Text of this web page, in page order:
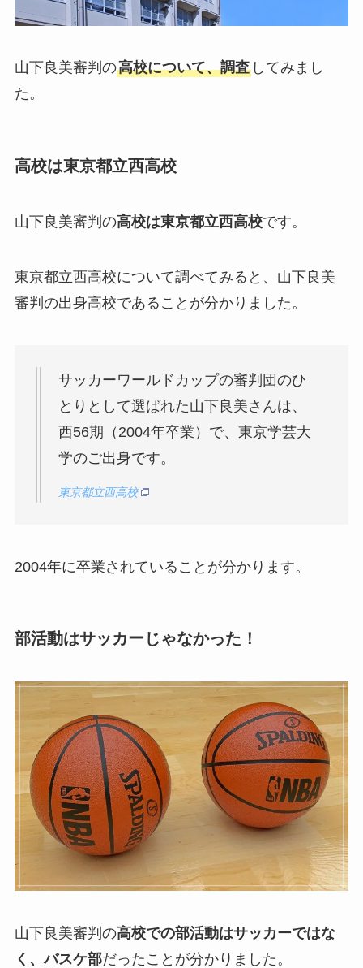
山下良美審判の高校について、調査してみまし
た。
高校は東京都立西高校
山下良美審判の高校は東京都立西高校です。
東京都立西高校について調べてみると、山下良美
審判の出身高校であることが分かりました。
サッカーワールドカップの審判団のひ
とりとして選ばれた山下良美さんは、
西56期（2004年卒業）で、東京学芸大
学のご出身です。
東京都立西高校
2004年に卒業されていることが分かります。
部活動はサッカーじゃなかった！
山下良美審判の高校での部活動はサッカーではな
く、バスケ部だったことが分かりました。